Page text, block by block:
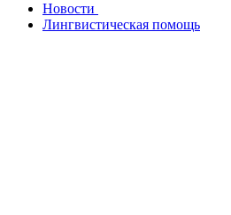
Новости
Лингвистическая помощь